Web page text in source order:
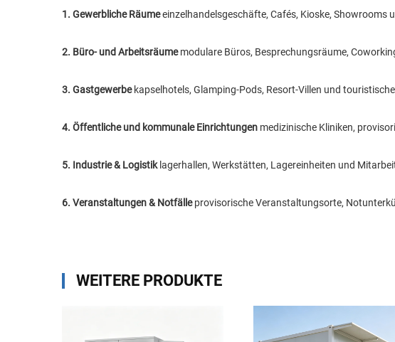
1. Gewerbliche Räumeeinzelhandelsgeschäfte, Cafés, Kioske, Showrooms
2. Büro- und Arbeitsräumemodulare Büros, Besprechungsräume,
3. Gastgewerbe kapselhotels, Glamping-Pods, Resort-Villen und
4. Öffentliche und kommunale Einrichtungen medizinische Kliniken,
5. Industrie & Logistik lagerhallen, Werkstätten, Lagereinheiten und
6. Veranstaltungen & Notfälleprovisorische Veranstaltungsorte,
WEITERE PRODUKTE